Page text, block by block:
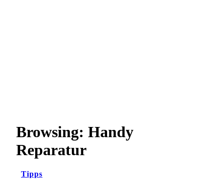
Browsing: Handy
Reparatur
Tipps